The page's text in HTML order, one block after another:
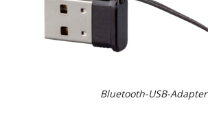
Bluetooth-USB-Adapter